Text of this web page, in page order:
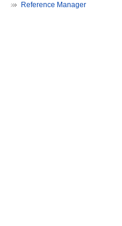
Reference Manager